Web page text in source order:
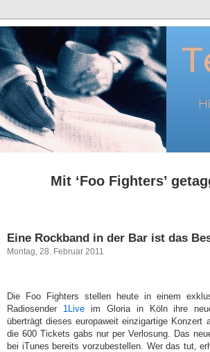
Mit ‘Foo Fighters’
Eine Rockband in der Bar ist das
Montag, 28. Februar 2011
Die Foo Fighters stellen heute in einem
Radiosender 1Liveim Gloria in Köln ihre
überträgt dieses europaweit einzigartige Konzert
die 600 Tickets gabs nur per Verlosung. Das
bei iTunes bereits vorzubestellen. Wer das tut,